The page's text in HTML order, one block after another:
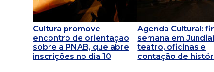
Cultura promove
encontro de orientação
sobre a PNAB, que abre
inscrições no dia 10
Agenda Cultural:
semana em
teatro, oficinas e
contação de